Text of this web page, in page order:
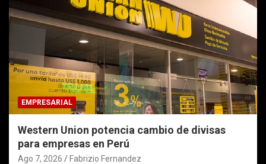
EMPRESARIAL
Western Union potencia cambio de divisas
para empresas en Perú
Ago 7, 2026 Fabrizio Fernandez